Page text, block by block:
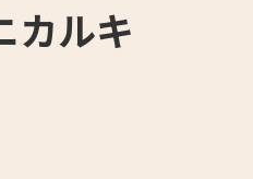
カルキ